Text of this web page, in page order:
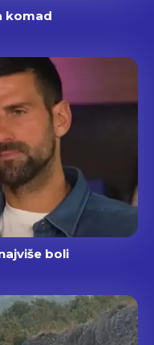
komad
boli